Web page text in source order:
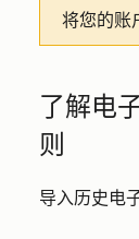
将您的账
了解电
则
导入历史电